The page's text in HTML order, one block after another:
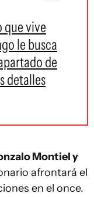
que vive
le busca
de
detalles
Montiel y
afrontará el
en el once.